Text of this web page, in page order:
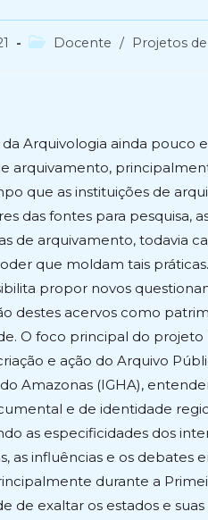
Categoria
Docente / Projetos
Arquivologia ainda pouco
arquivamento,
que as instituições de
das fontes para pesquisa,
de arquivamento, todavia
que moldam tais
propor novos
destes acervos como
O foco principal do
e ação do Arquivo
Amazonas (IGHA),
e de identidade
as especificidades dos
as influências e os
durante a
de exaltar os estados e